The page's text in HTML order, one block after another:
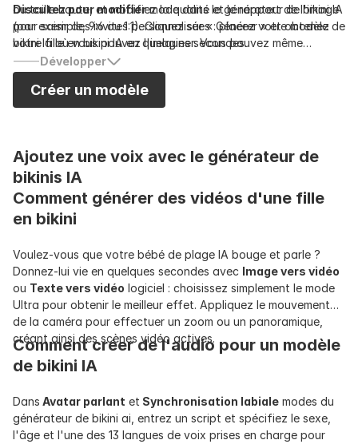
ou taille haute, et modifiez la qualité et le rapport de l'image
(par exemple, 9:6 ou 1:1). Cliquez sur « Générer » et obtenez
votre fille en bikini IA en quelques secondes.
Discutez pour modifiermode dans le générateur de bikini IA
pour saisir des invites personnalisées : placez votre modèle de
bikini là où vous pouvez l'imaginer. Vous pouvez même
transformer facilement votre femme bikini réaliste en une
femme animée.
Développer
Créer un modèle
Ajoutez une voix avec le générateur de
bikinis IA
Comment générer des vidéos d'une fille
en bikini
Voulez-vous que votre bébé de plage IA bouge et parle ?
Donnez-lui vie en quelques secondes avec Image vers vidéo
ou Texte vers vidéo logiciel : choisissez simplement le mode
Ultra pour obtenir le meilleur effet. Appliquez le mouvement
de la caméra pour effectuer un zoom ou un panoramique,
créant ainsi des scènes vidéo actives.
Comment créer de l'audio pour un modèle
de bikini IA
Dans Avatar parlant et Synchronisation labiale modes du
générateur de bikini ai, entrez un script et spécifiez le sexe,
l'âge et l'une des 13 langues de voix prises en charge pour